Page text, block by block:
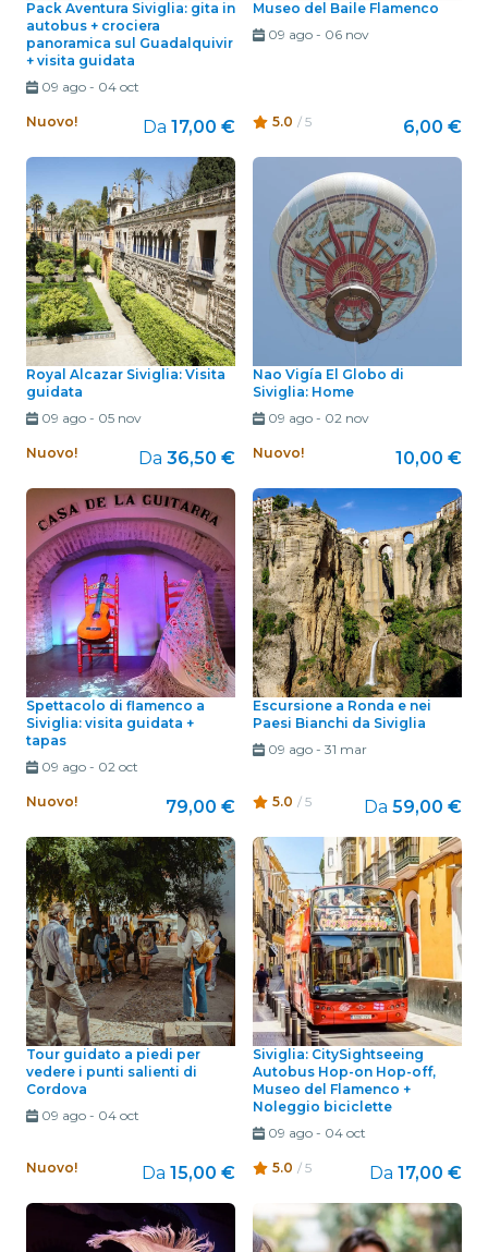
Pack Aventura Siviglia: gita in
autobus + crociera
panoramica sul Guadalquivir
+ visita guidata
09 ago- 04 oct
Nuovo! Da 17,00 €
Museo del Baile Flamenco
09 ago- 06 nov
5.0 / 5 6,00 €
Royal Alcazar Siviglia: Visita
guidata
09 ago- 05 nov
Nuovo! Da 36,50 €
Nao Vigía El Globo di
Siviglia: Home
09 ago- 02 nov
Nuovo! 10,00 €
Spettacolo di flamenco a
Siviglia: visita guidata +
tapas
09 ago- 02 oct
Nuovo! 79,00 €
Escursione a Ronda e nei
Paesi Bianchi da Siviglia
09 ago- 31 mar
5.0 / 5 Da 59,00 €
Tour guidato a piedi per
vedere i punti salienti di
Cordova
09 ago- 04 oct
Nuovo! Da 15,00 €
Siviglia: CitySightseeing
Autobus Hop-on Hop-off,
Museo del Flamenco +
Noleggio biciclette
09 ago- 04 oct
5.0 / 5 Da 17,00 €